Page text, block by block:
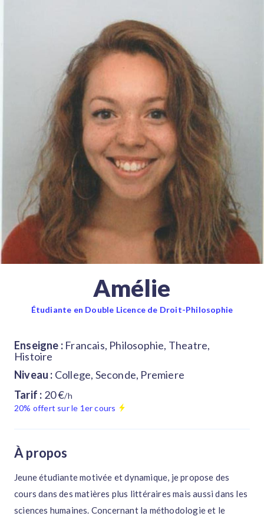
Amélie
Étudiante en Double Licence de Droit-Philosophie
Enseigne : Francais, Philosophie, Theatre,
Histoire
Niveau : College, Seconde, Premiere
Tarif : 20 €/h
20% offert sur le 1er cours
À propos
Jeune étudiante motivée et dynamique, je propose des
cours dans des matières plus littéraires mais aussi dans les
sciences humaines. Concernant la méthodologie et le